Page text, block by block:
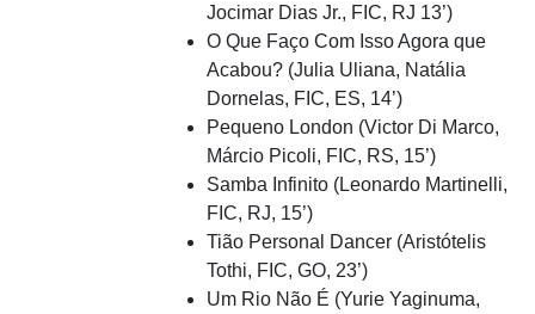
Jocimar Dias Jr., FIC, RJ 13’)
O Que Faço Com Isso Agora que
Acabou? (Julia Uliana, Natália
Dornelas, FIC, ES, 14’)
Pequeno London (Victor Di Marco,
Márcio Picoli, FIC, RS, 15’)
Samba Infinito (Leonardo Martinelli,
FIC, RJ, 15’)
Tião Personal Dancer (Aristótelis
Tothi, FIC, GO, 23’)
Um Rio Não É (Yurie Yaginuma,